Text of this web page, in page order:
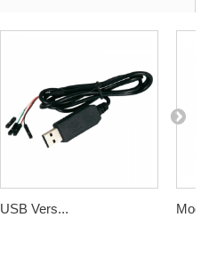
USB Vers...